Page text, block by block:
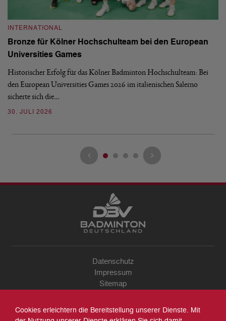
INTERNATIONAL
Bronze für Kölner Hochschulteam bei den European
Universities Games
Historischer Erfolg für das Kölner Badminton Hochschulteam: Bei
den European Universities Games 2026 im italienischen Salerno
sicherte sich die…
30. JULI 2026
Datenschutz
Impressum
Sitemap
Archiv
Suche
Cookies erleichtern die Bereitstellung unserer Dienste. Mit